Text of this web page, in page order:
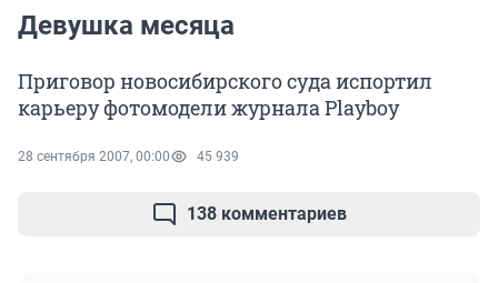
Девушка месяца
Приговор новосибирского суда испортил
карьеру фотомодели журнала Playboy
28 сентября 2007, 00:00 45 939
138 комментариев